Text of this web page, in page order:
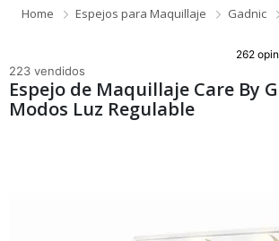
Home Espejos para Maquillaje Gadnic
262
223 vendidos
Espejo de Maquillaje Care By
Modos Luz Regulable